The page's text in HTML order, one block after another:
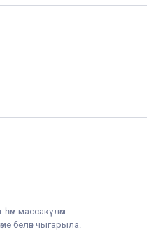
массакүләм
белән чыгарыла.